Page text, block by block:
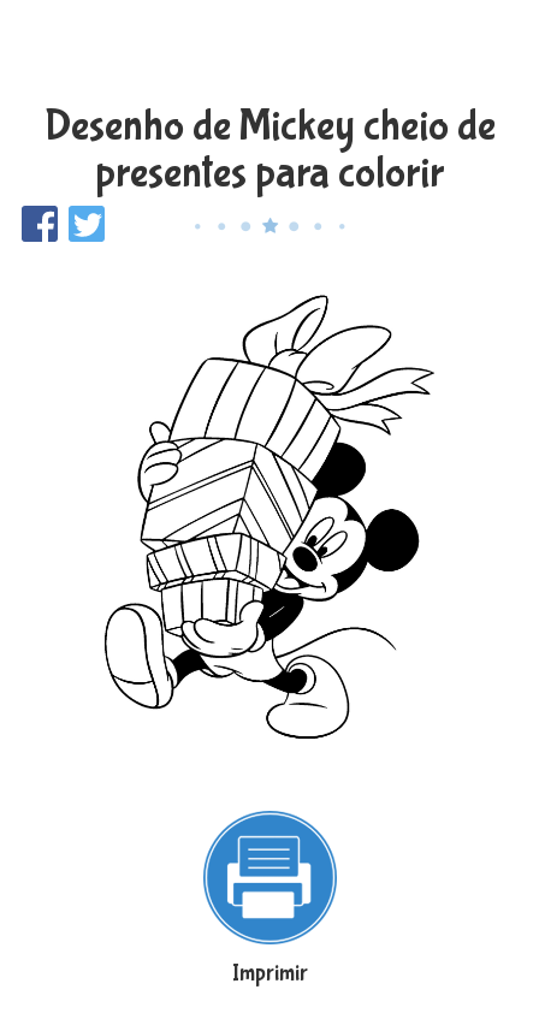
Desenho de Mickey cheio de
presentes para colorir
Imprimir